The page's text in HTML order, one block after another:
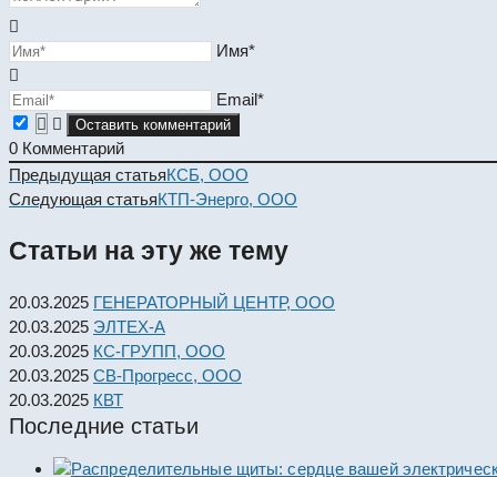
Имя*
Email*
0 Комментарий
Read
more
Предыдущая статьяКСБ, ООО
Следующая статьяКТП-Энерго, ООО
Статьи на эту же тему
20.03.2025 ГЕНЕРАТОРНЫЙ ЦЕНТР, ООО
20.03.2025 ЭЛТЕХ-А
20.03.2025 КС-ГРУПП, ООО
20.03.2025 СВ-Прогресс, ООО
20.03.2025 КВТ
Последние статьи